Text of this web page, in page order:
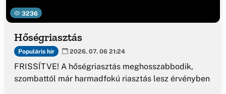
3236
Hőségriasztás
Populáris hír 2026. 07. 06 21:24
FRISSÍTVE! A hőségriasztás meghosszabbodik,
szombattól már harmadfokú riasztás lesz érvényben